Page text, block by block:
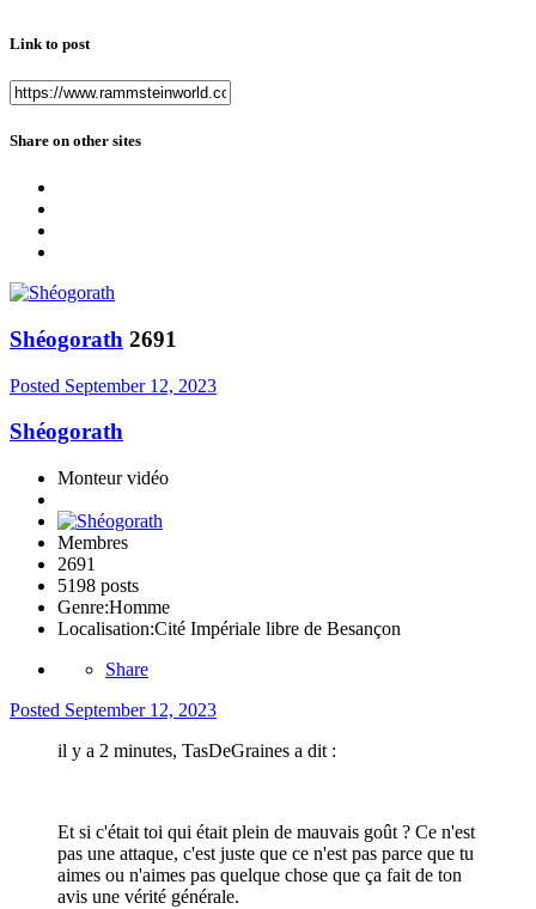
Link to post
Share on other sites
Shéogorath 2691
Posted September 12, 2023
Shéogorath
Monteur vidéo
Membres
2691
5198 posts
Genre:Homme
Localisation:Cité Impériale libre de Besançon
Share
Posted September 12, 2023
il y a 2 minutes, TasDeGraines a dit :
Et si c'était toi qui était plein de mauvais goût ? Ce n'est
pas une attaque, c'est juste que ce n'est pas parce que tu
aimes ou n'aimes pas quelque chose que ça fait de ton
avis une vérité générale.